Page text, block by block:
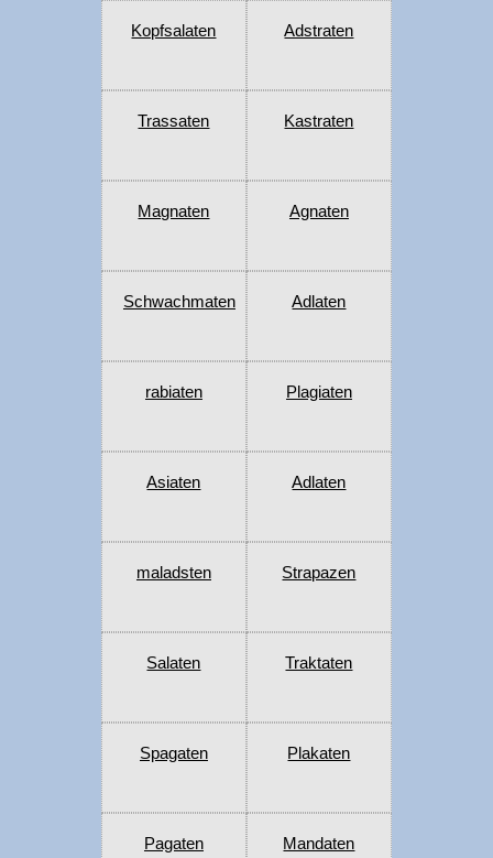
Kopfsalaten Adstraten
Trassaten Kastraten
Magnaten Agnaten
Schwachmaten Adlaten
rabiaten Plagiaten
Asiaten Adlaten
maladsten Strapazen
Salaten Traktaten
Spagaten Plakaten
Pagaten Mandaten